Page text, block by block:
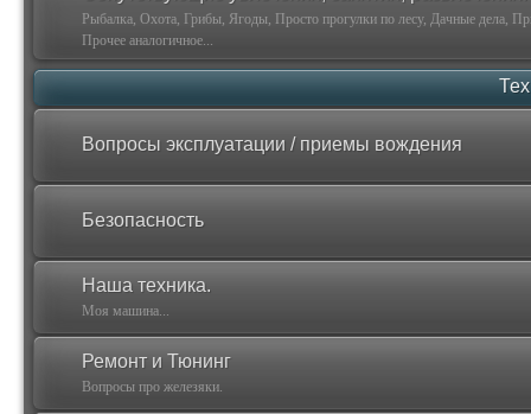
Рыбалка, Охота, Грибы, Ягоды, Просто прогулки по лесу, Дачные дела,
Прочее аналогичное...
Вопросы эксплуатации / приемы вождения
Безопасность
Наша техника.
Моя машина...
Ремонт и Тюнинг
Вопросы про железяки.